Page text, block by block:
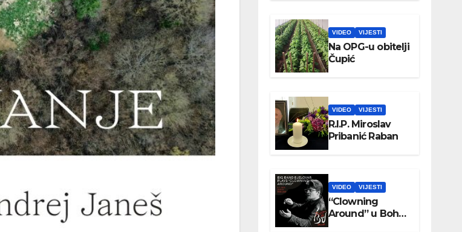
VIDEO VIJESTI
Na OPG-u obitelji
Čupić
VIDEO VIJESTI
R.I.P. Miroslav
Pribanić Raban
VIDEO VIJESTI
“Clowning
Around” u Boho
parku